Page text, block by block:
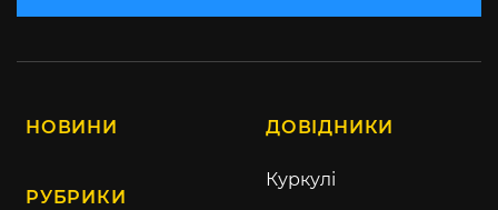
НОВИНИ
РУБРИКИ
ДОВІДНИКИ
Куркулі